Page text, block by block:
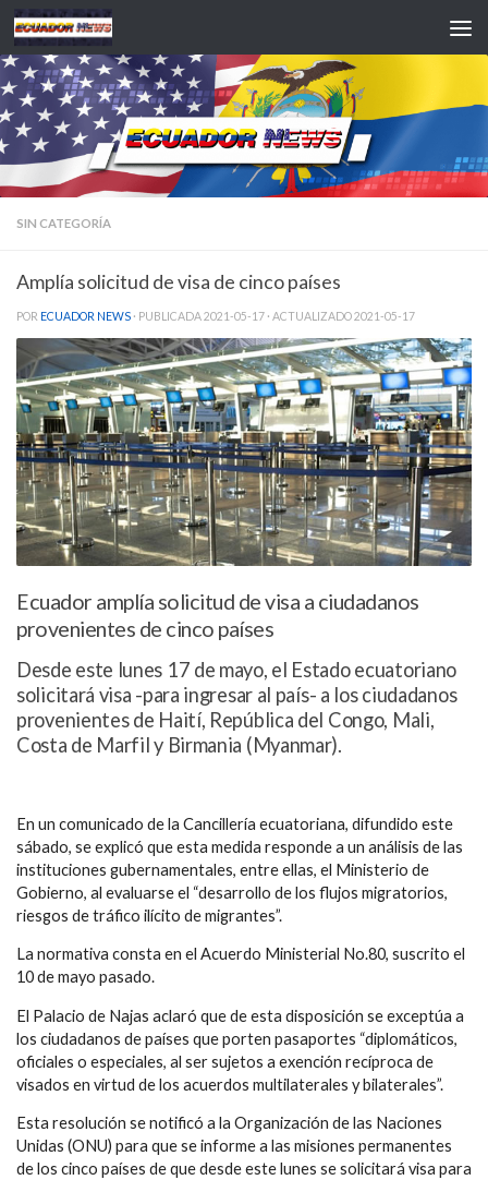
Saltar al contenido
SIN CATEGORÍA
Amplía solicitud de visa de cinco países
POR ECUADOR NEWS · PUBLICADA2021-05-17 · ACTUALIZADO2021-05-17
Ecuador amplía solicitud de visa a ciudadanos
provenientes de cinco países
Desde este lunes 17 de mayo, el Estado ecuatoriano
solicitará visa -para ingresar al país- a los ciudadanos
provenientes de Haití, República del Congo, Mali,
Costa de Marfil y Birmania (Myanmar).
En un comunicado de la Cancillería ecuatoriana, difundido este
sábado, se explicó que esta medida responde a un análisis de las
instituciones gubernamentales, entre ellas, el Ministerio de
Gobierno, al evaluarse el “desarrollo de los flujos migratorios,
riesgos de tráfico ilícito de migrantes”.
La normativa consta en el Acuerdo Ministerial No.80, suscrito el
10 de mayo pasado.
El Palacio de Najas aclaró que de esta disposición se exceptúa a
los ciudadanos de países que porten pasaportes “diplomáticos,
oficiales o especiales, al ser sujetos a exención recíproca de
visados en virtud de los acuerdos multilaterales y bilaterales”.
Esta resolución se notificó a la Organización de las Naciones
Unidas (ONU) para que se informe a las misiones permanentes
de los cinco países de que desde este lunes se solicitará visa para